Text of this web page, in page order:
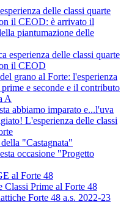
delle classi quarte
il CEOD: è arrivato il
piantumazione delle
esperienza delle classi quarte
il CEOD
grano al Forte: l'esperienza
e seconde e il contributo
A
abbiamo imparato e...l'uva
L'esperienza delle classi
"Castagnata"
occasione "Progetto
al Forte 48
Classi Prime al Forte 48
Forte 48 a.s. 2022-23